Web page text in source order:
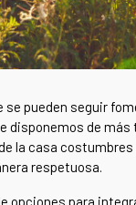
pueden seguir
disponemos de
la casa
respetuosa.
opciones para